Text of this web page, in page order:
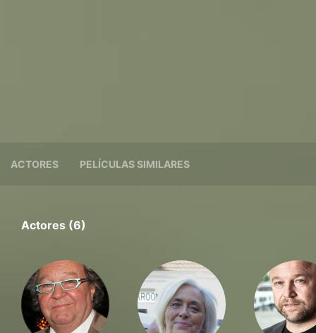
ACTORES PELÍCULAS SIMILARES
Actores (6)